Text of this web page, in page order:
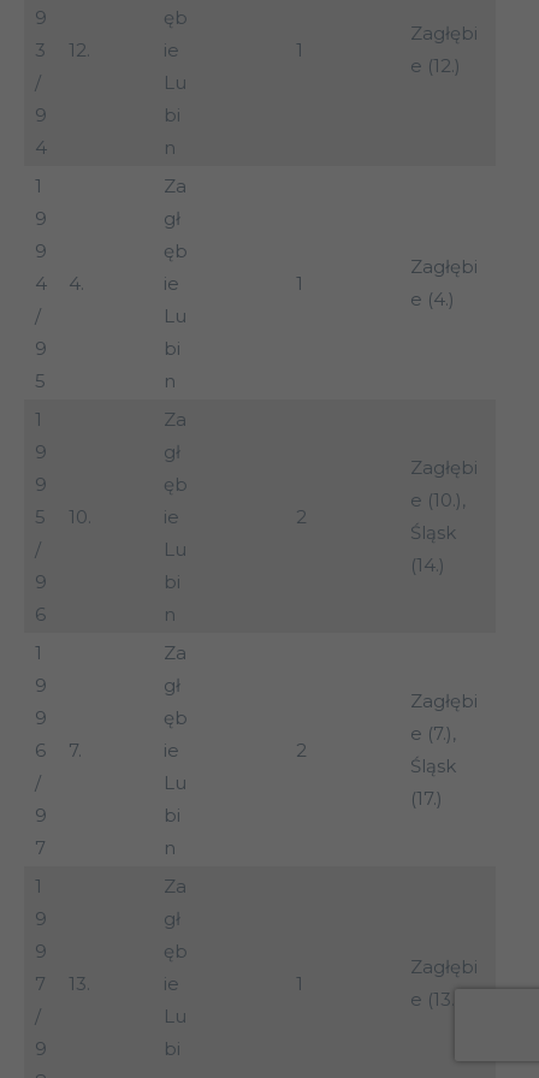
9
3
/
9
4
12.
ęb
ie
Lu
bi
n
1
Zagłębi
e (12.)
1
9
9
4
/
9
5
4.
Za
gł
ęb
ie
Lu
bi
n
1
Zagłębi
e (4.)
1
9
9
5
/
9
6
10.
Za
gł
ęb
ie
Lu
bi
n
2
Zagłębi
e (10.),
Śląsk
(14.)
1
9
9
6
/
9
7
7.
Za
gł
ęb
ie
Lu
bi
n
2
Zagłębi
e (7.),
Śląsk
(17.)
1
9
9
7
/
9
13.
Za
gł
ęb
ie
Lu
bi
1
Zagłębi
e (13.)